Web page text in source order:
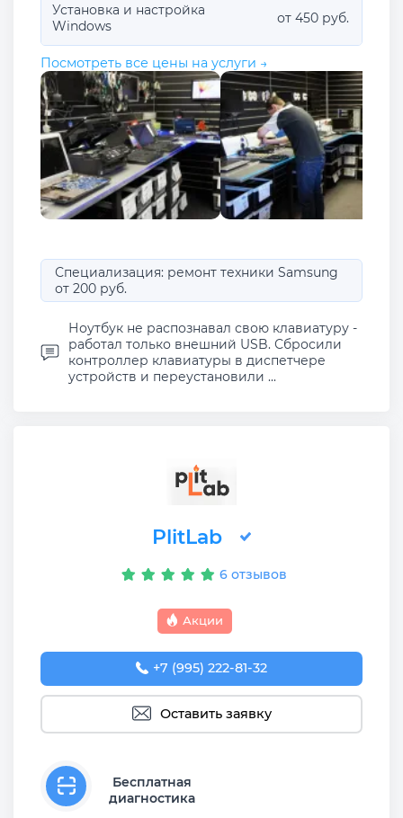
Установка и настройка
Windows
от 450 руб.
Посмотреть все цены на услуги →
Специализация: ремонт техники Samsung
от 200 руб.
Ноутбук не распознавал свою клавиатуру -
работал только внешний USB. Сбросили
контроллер клавиатуры в диспетчере
устройств и переустановили ...
PlitLab
6 отзывов
Акции
+7 (995) 222-81-32
Оставить заявку
Бесплатная
диагностика